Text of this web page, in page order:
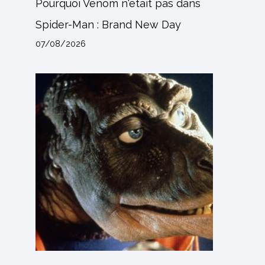
Pourquoi Venom n'était pas dans
Spider-Man : Brand New Day
07/08/2026